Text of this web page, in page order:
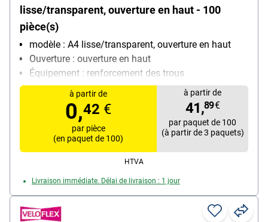
lisse/transparent, ouverture en haut - 100
pièce(s)
modèle : A4 lisse/transparent, ouverture en haut
Ouverture : ouverture en haut
Équipement : renforcement des trous
Matière : polypropylène, 0,10 mm
Contenu par paquet : 100 pièce(s)
à partir de
0,42 €
par pièce
(en paquet de 100)
à partir de
41,89€
par paquet de 100
(à partir de 3 paquets)
HTVA
Livraison immédiate. Délai de livraison : 1 jour